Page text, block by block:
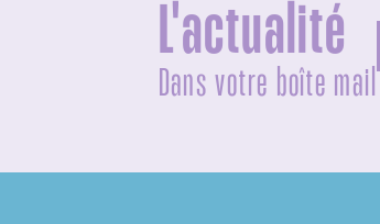
L'actualité
Dans votre boîte mail